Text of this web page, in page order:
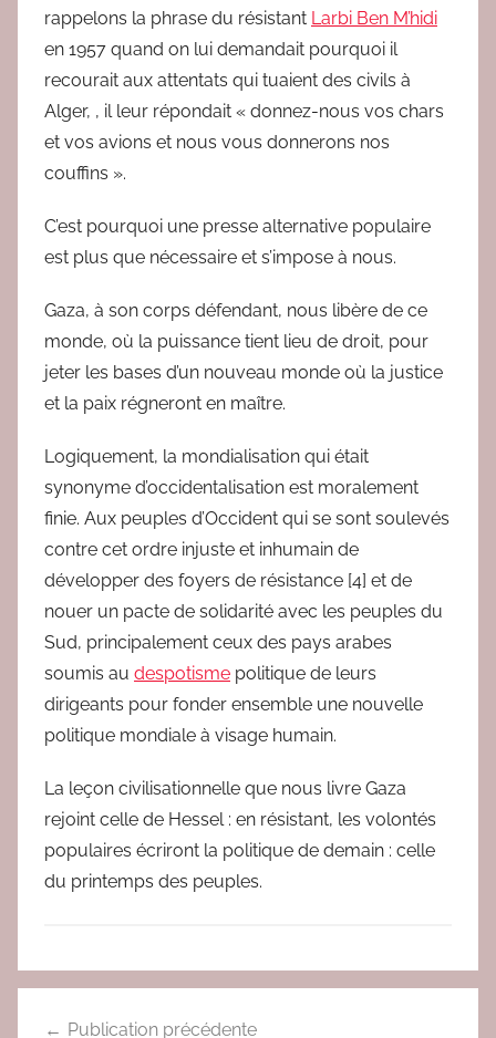
rappelons la phrase du résistant Larbi Ben M’hidi
en 1957 quand on lui demandait pourquoi il
recourait aux attentats qui tuaient des civils à
Alger, , il leur répondait « donnez-nous vos chars
et vos avions et nous vous donnerons nos
couffins ».
C’est pourquoi une presse alternative populaire
est plus que nécessaire et s’impose à nous.
Gaza, à son corps défendant, nous libère de ce
monde, où la puissance tient lieu de droit, pour
jeter les bases d’un nouveau monde où la justice
et la paix régneront en maître.
Logiquement, la mondialisation qui était
synonyme d’occidentalisation est moralement
finie. Aux peuples d’Occident qui se sont soulevés
contre cet ordre injuste et inhumain de
développer des foyers de résistance [4] et de
nouer un pacte de solidarité avec les peuples du
Sud, principalement ceux des pays arabes
soumis au despotisme politique de leurs
dirigeants pour fonder ensemble une nouvelle
politique mondiale à visage humain.
La leçon civilisationnelle que nous livre Gaza
rejoint celle de Hessel : en résistant, les volontés
populaires écriront la politique de demain : celle
du printemps des peuples.
N
Publication précédente